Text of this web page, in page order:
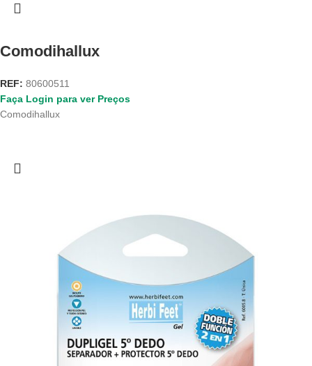
Comodihallux
REF: 80600511
Faça Login para ver Preços
Comodihallux